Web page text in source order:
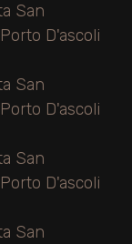
San
D'ascoli
San
D'ascoli
San
D'ascoli
San